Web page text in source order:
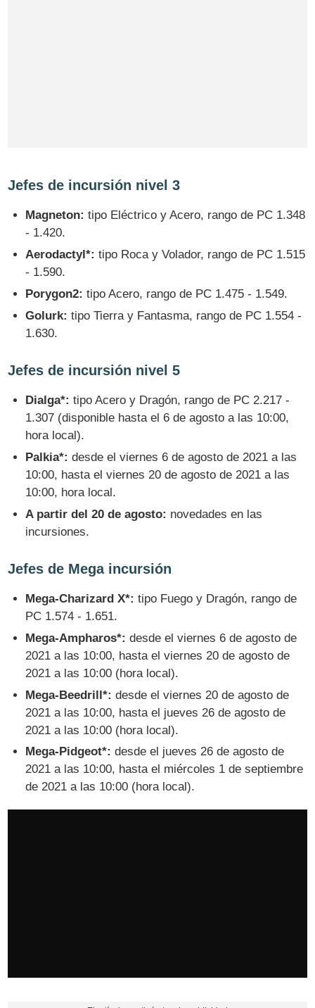
Jefes de incursión nivel 3
Magneton: tipo Eléctrico y Acero, rango de PC 1.348
- 1.420.
Aerodactyl*: tipo Roca y Volador, rango de PC 1.515
- 1.590.
Porygon2: tipo Acero, rango de PC 1.475 - 1.549.
Golurk: tipo Tierra y Fantasma, rango de PC 1.554 -
1.630.
Jefes de incursión nivel 5
Dialga*: tipo Acero y Dragón, rango de PC 2.217 -
1.307 (disponible hasta el 6 de agosto a las 10:00,
hora local).
Palkia*: desde el viernes 6 de agosto de 2021 a las
10:00, hasta el viernes 20 de agosto de 2021 a las
10:00, hora local.
A partir del 20 de agosto: novedades en las
incursiones.
Jefes de Mega incursión
Mega-Charizard X*: tipo Fuego y Dragón, rango de
PC 1.574 - 1.651.
Mega-Ampharos*: desde el viernes 6 de agosto de
2021 a las 10:00, hasta el viernes 20 de agosto de
2021 a las 10:00 (hora local).
Mega-Beedrill*: desde el viernes 20 de agosto de
2021 a las 10:00, hasta el jueves 26 de agosto de
2021 a las 10:00 (hora local).
Mega-Pidgeot*: desde el jueves 26 de agosto de
2021 a las 10:00, hasta el miércoles 1 de septiembre
de 2021 a las 10:00 (hora local).